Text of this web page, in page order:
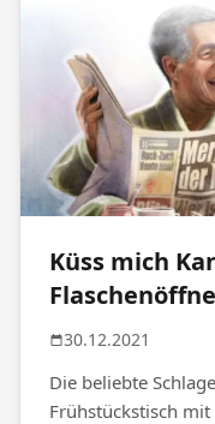
Küss mich
30.12.2021
Die beliebte
Frühstückstisch mit